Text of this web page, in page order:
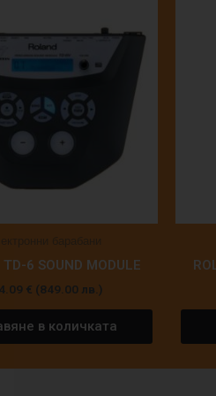
TD-6 SOUND MODULE
€ (849.00 лв.)
в количката